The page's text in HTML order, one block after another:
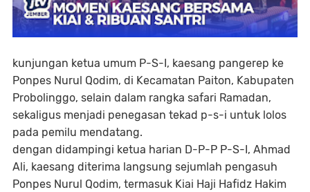
kunjungan ketua umum P-S-I, kaesang pangerep ke
Ponpes Nurul Qodim, di Kecamatan Paiton, Kabupaten
Probolinggo, selain dalam rangka safari Ramadan,
sekaligus menjadi penegasan tekad p-s-i untuk lolos
pada pemilu mendatang.
dengan didampingi ketua harian D-P-P P-S-I, Ahmad
Ali, kaesang diterima langsung sejumlah pengasuh
Ponpes Nurul Qodim, termasuk Kiai Haji Hafidz Hakim